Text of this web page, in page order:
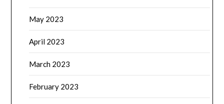
May 2023
April 2023
March 2023
February 2023